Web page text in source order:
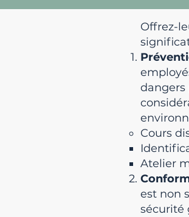
Offrez-
dangers
Cours
Atelier
est non
sécurité